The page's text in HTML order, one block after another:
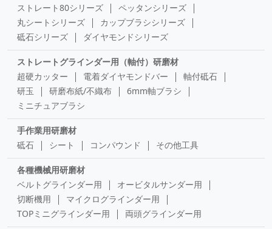
ストレート80シリーズ
ペッタンシリーズ
丸シートシリーズ
カップブラシシリーズ
砥石シリーズ
ダイヤモンドシリーズ
ストレートグラインダー用（軸付）研磨材
超硬カッター
電着ダイヤモンドバー
軸付砥石
研玉
研磨布紙/不織布
6mm軸ブラシ
ミニチュアブラシ
手作業用研磨材
砥石
シート コンパウンド その他工具
各種機械用研磨材
ベルトグラインダー用
オービタルサンダー用
切断機用
マイクログラインダー用
TOPミニグラインダー用
両頭グラインダー用